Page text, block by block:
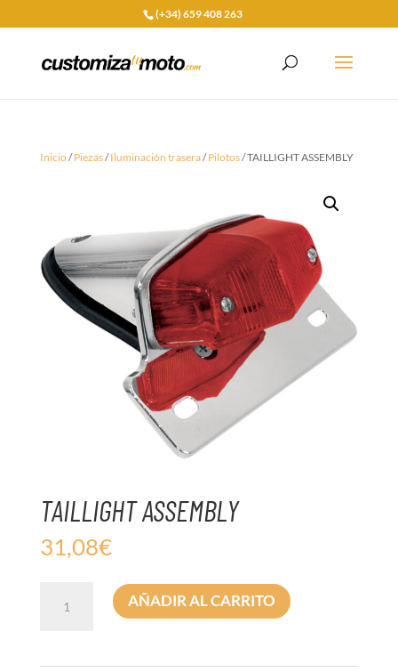
(+34) 659 408 263
Inicio/Piezas/Iluminación trasera/Pilotos/ TAILLIGHT ASSEMBLY
TAILLIGHT ASSEMBLY
31,08€
ASSEMBLY
AÑADIR AL CARRITO